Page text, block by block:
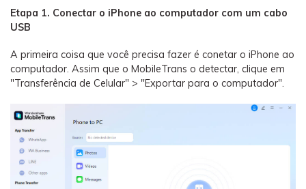
Etapa 1. Conectar o iPhone ao computador com um cabo
USB
A primeira coisa que você precisa fazer é conetar o iPhone ao
computador. Assim que o MobileTrans o detectar, clique em
"Transferência de Celular" > "Exportar para o computador".